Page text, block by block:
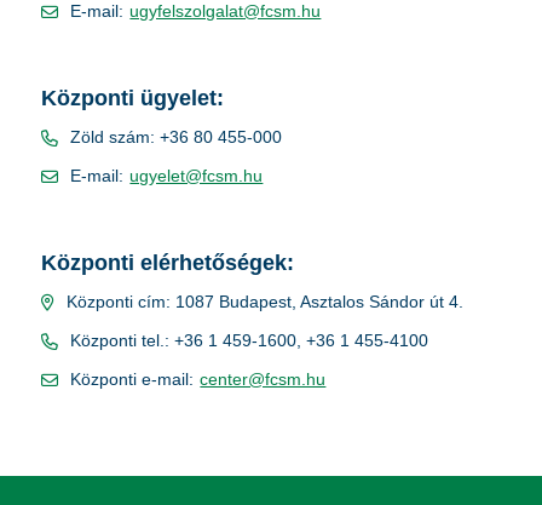
E-mail: ugyfelszolgalat@fcsm.hu
Központi ügyelet:
Zöld szám: +36 80 455-000
E-mail: ugyelet@fcsm.hu
Központi elérhetőségek:
Központi cím: 1087 Budapest, Asztalos Sándor út 4.
Központi tel.: +36 1 459-1600, +36 1 455-4100
Központi e-mail: center@fcsm.hu